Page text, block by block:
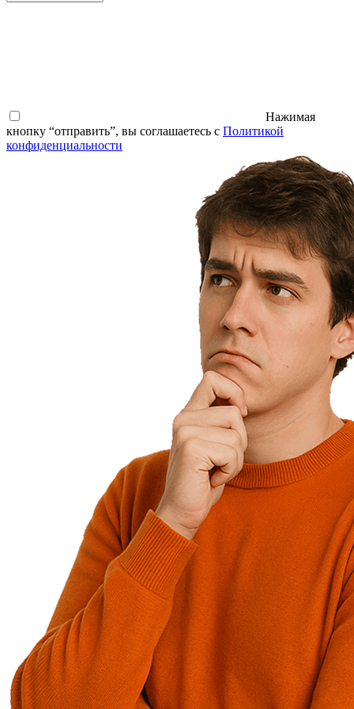
Нажимая
кнопку “отправить”, вы соглашаетесь с Политикой
конфиденциальности